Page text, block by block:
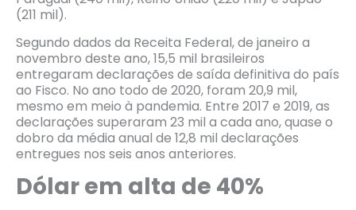
(211 mil).
Segundo dados da Receita Federal, de janeiro a
novembro deste ano, 15,5 mil brasileiros
entregaram declarações de saída definitiva do país
ao Fisco. No ano todo de 2020, foram 20,9 mil,
mesmo em meio à pandemia. Entre 2017 e 2019, as
declarações superaram 23 mil a cada ano, quase o
dobro da média anual de 12,8 mil declarações
entregues nos seis anos anteriores.
Dólar em alta de 40%